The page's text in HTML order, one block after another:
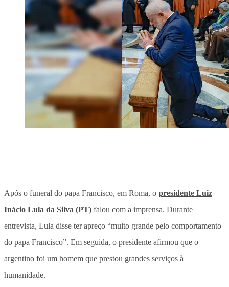
Após o funeral do papa Francisco, em Roma, o presidente Luiz
Inácio Lula da Silva (PT) falou com a imprensa. Durante
entrevista, Lula disse ter apreço “muito grande pelo comportamento
do papa Francisco”. Em seguida, o presidente afirmou que o
argentino foi um homem que prestou grandes serviços à
humanidade.